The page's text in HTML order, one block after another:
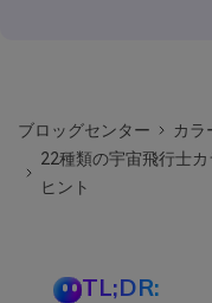
ブロッグセンター
カラ
22種類の宇宙飛行士
ヒント
TL;DR: